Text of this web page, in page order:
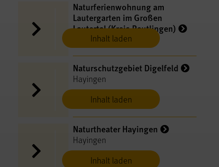
Inhalt laden
Naturferienwohnung am
Lautergarten im Großen
Lautertal (Kreis Reutlingen)
Hayingen
Inhalt laden
Naturschutzgebiet Digelfeld
Hayingen
Inhalt laden
Naturtheater Hayingen
Hayingen